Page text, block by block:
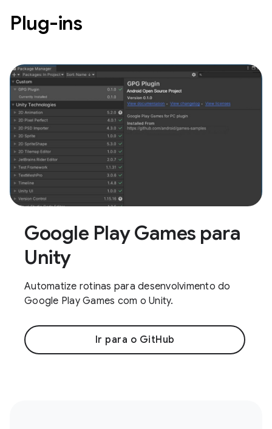
Plug-ins
Google Play Games para
Unity
Automatize rotinas para desenvolvimento do
Google Play Games com o Unity.
Ir para o GitHub